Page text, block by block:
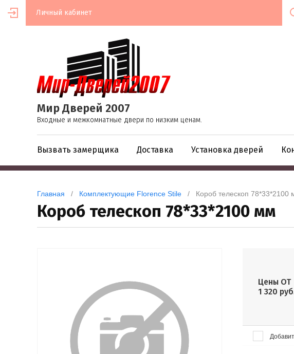
Личный кабинет
Мир Дверей 2007
Входные и межкомнатные двери по низким ценам.
Вызвать замерщика Доставка Установка дверей
Главная
   /
Комплектующие Florence Stile
/   Короб телескоп 78*33*2100
Короб телескоп 78*33*2100 мм
Цены ОТ
1 320